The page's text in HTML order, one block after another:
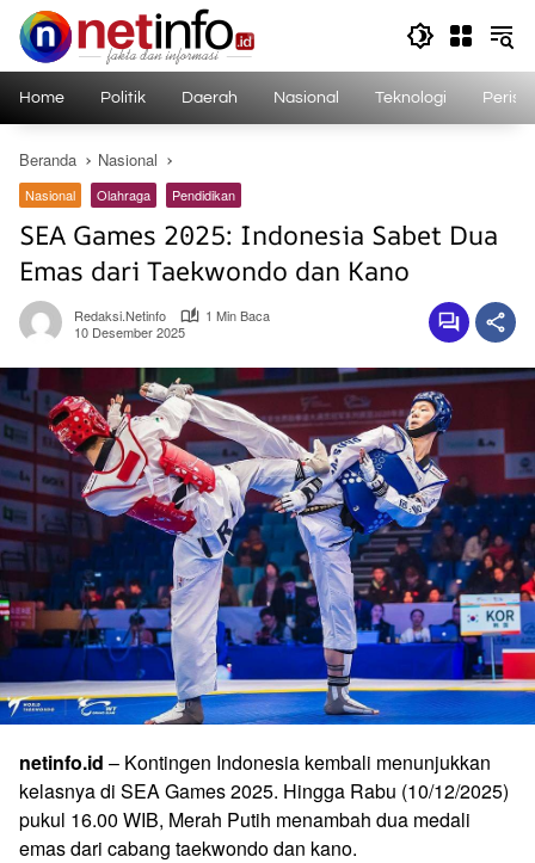
Langsung
konten
Home Politik Daerah Nasional Teknologi
Beranda Nasional
Nasional Olahraga Pendidikan
SEA Games 2025: Indonesia Sabet Dua
Emas dari Taekwondo dan Kano
Redaksi.netinfo
1 Min Baca
10 Desember 2025
netinfo.id – Kontingen Indonesia kembali menunjukkan
kelasnya di SEA Games 2025. Hingga Rabu (10/12/2025)
pukul 16.00 WIB, Merah Putih menambah dua medali
emas dari cabang taekwondo dan kano.